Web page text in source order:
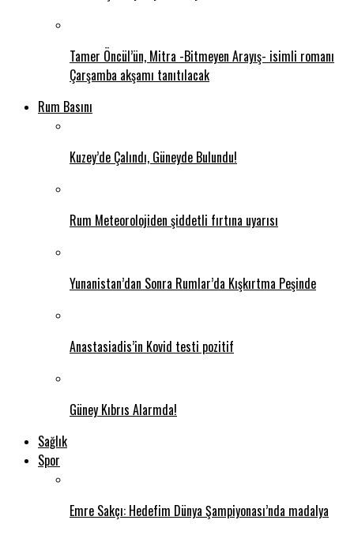
Tamer Öncül’ün, Mitra -Bitmeyen Arayış- isimli romanı
Çarşamba akşamı tanıtılacak
Rum Basını
Kuzey’de Çalındı, Güneyde Bulundu!
Rum Meteorolojiden şiddetli fırtına uyarısı
Yunanistan’dan Sonra Rumlar’da Kışkırtma Peşinde
Anastasiadis’in Kovid testi pozitif
Güney Kıbrıs Alarmda!
Sağlık
Spor
Emre Sakçı: Hedefim Dünya Şampiyonası’nda madalya